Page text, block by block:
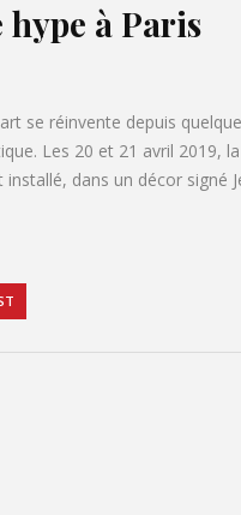
à Paris
se réinvente depuis
Les 20 et 21 avril 2019,
dans un décor signé